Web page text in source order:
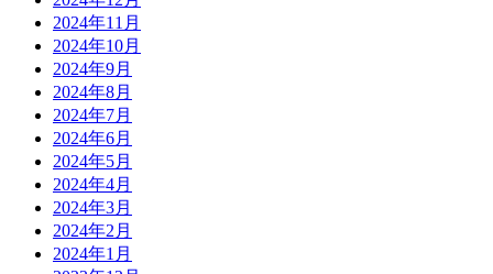
2024年11月
2024年10月
2024年9月
2024年8月
2024年7月
2024年6月
2024年5月
2024年4月
2024年3月
2024年2月
2024年1月